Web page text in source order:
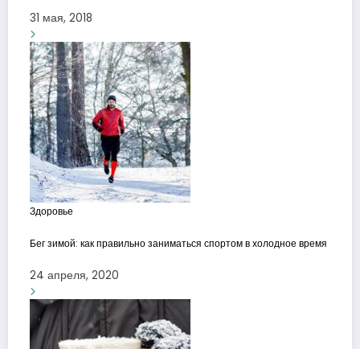
31 мая, 2018
Здоровье
Бег зимой: как правильно заниматься спортом в холодное время
24 апреля, 2020